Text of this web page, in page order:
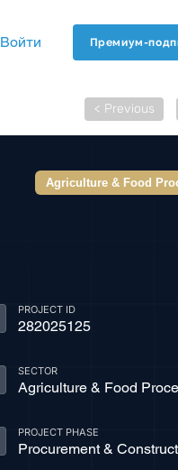
Войти Премиум-
< Previous
Agriculture & Food
PROJECT ID
282025125
SECTOR
Agriculture & Food
PROJECT PHASE
Procurement &